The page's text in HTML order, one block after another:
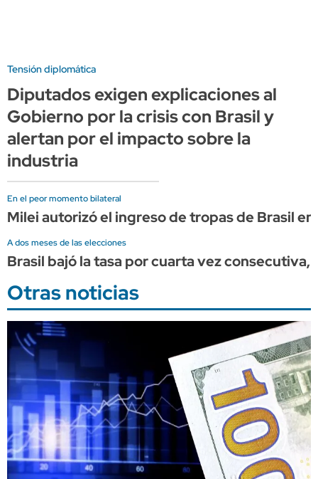
Tensión diplomática
Diputados exigen explicaciones al
Gobierno por la crisis con Brasil y
alertan por el impacto sobre la
industria
En el peor momento bilateral
Milei autorizó el ingreso de tropas de Brasil
A dos meses de las elecciones
Brasil bajó la tasa por cuarta vez
Otras noticias